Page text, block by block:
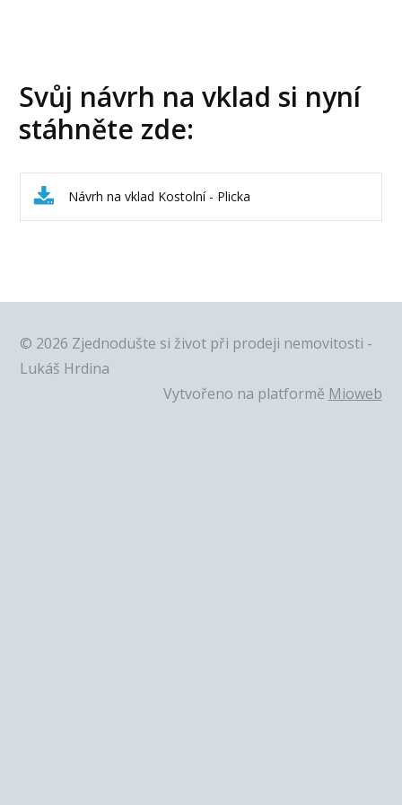
Svůj návrh na vklad si nyní
stáhněte zde:
Návrh na vklad Kostolní - Plicka
© 2026 Zjednodušte si život při prodeji nemovitosti -
Lukáš Hrdina
Vytvořeno na platformě Mioweb